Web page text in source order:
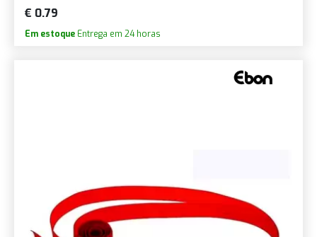
€ 0.79
Em estoque Entrega em 24 horas